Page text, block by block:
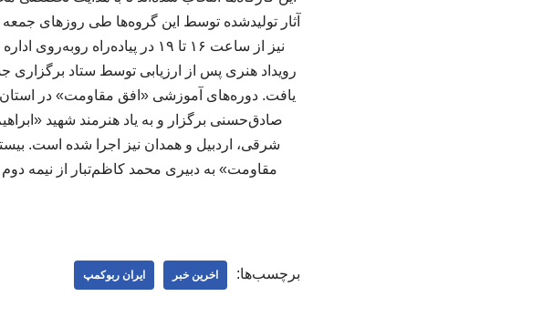
نیز از ساعت ۱۶ تا ۱۹ در
رویداد هنری پس از ارزیابی توسط ستاد برگزاری
یافت. دوره‌های آموزشی «افق مقاومت» در استان
صادق‌حسنی برگزار و به یاد هنرمند شهید
شرقی، اردبیل و همدان نیز اجرا شده است.
برچسب‌ها: اخرین خبر ایران ربوکمپ